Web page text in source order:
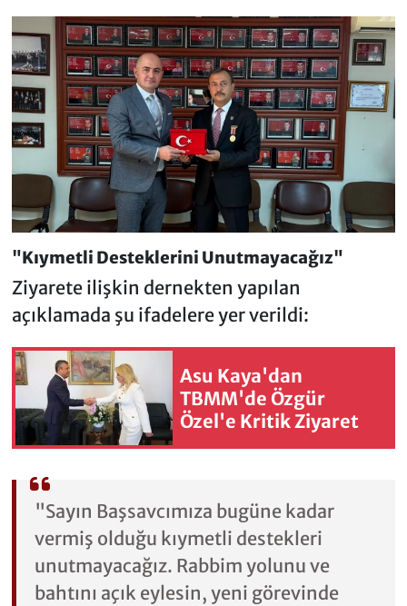
"Kıymetli Desteklerini Unutmayacağız"
Ziyarete ilişkin dernekten yapılan
açıklamada şu ifadelere yer verildi:
Asu Kaya'dan
TBMM'de Özgür
Özel'e Kritik Ziyaret
"Sayın Başsavcımıza bugüne kadar
vermiş olduğu kıymetli destekleri
unutmayacağız. Rabbim yolunu ve
bahtını açık eylesin, yeni görevinde